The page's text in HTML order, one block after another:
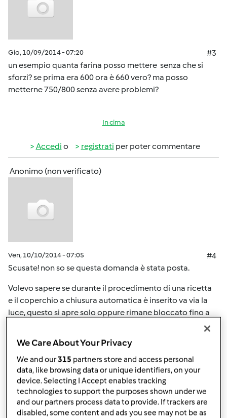
Gio, 10/09/2014 - 07:20
#3
un esempio quanta farina posso mettere senza che si
sforzi? se prima era 600 ora è 660 vero? ma posso
metterne 750/800 senza avere problemi?
In cima
Accedi o registrati per poter commentare
Anonimo (non verificato)
Ven, 10/10/2014 - 07:05
#4
Scusate! non so se questa domanda è stata posta.
Volevo sapere se durante il procedimento di una ricetta
e il coperchio a chiusura automatica è inserito va via la
luce, questo si apre solo oppure rimane bloccato fino a
In cima
Accedio registratiper poter commentare
Anonimo (non verificato)
We Care About Your Privacy
We and our315 partners store and access personal
data, like browsing data or unique identifiers, on your
device. Selecting I Accept enables tracking
technologies to support the purposes shown under we
and our partners process data to provide. If trackers are
disabled, some content and ads you see may not be as